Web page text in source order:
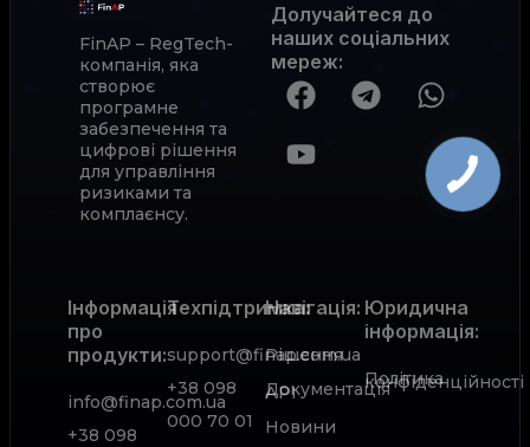
FinAP – RegTech-
компанія, яка
створює
програмне
забезпечення та
цифрові рішення
для управління
ризиками та
комплаєнсу.
Долучайтеся до
наших соціальних
мереж:
Інформація
про
продукти:
info@finap.com.ua
+38 098
Техпідтримка:
support@finap.com.ua
+38 098
000 70 01
Рішення
Документація
АРІ
Новини
Навігація: Юридична
інформація:
Політика
конфіденційності